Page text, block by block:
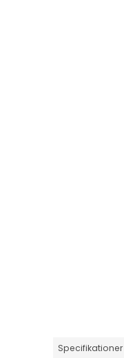
Specifikationer